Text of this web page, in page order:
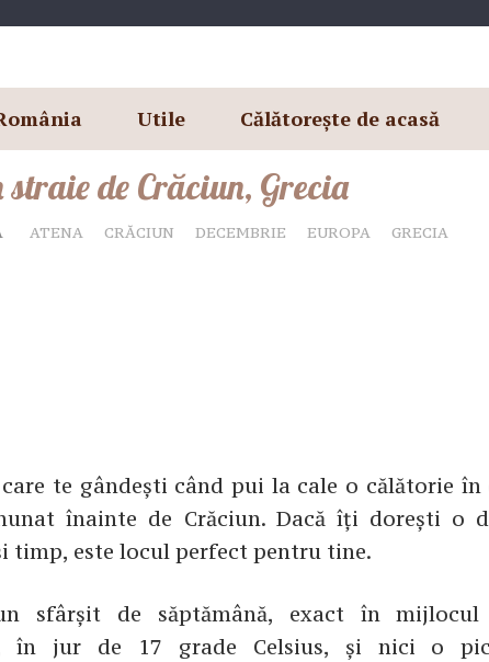
Utile Călătorește de acasă
de Crăciun, Grecia
ATENA CRĂCIUN DECEMBRIE EUROPA GRECIA
te gândești când pui la cale o călătorie în
înainte de Crăciun. Dacă îți dorești o
timp, este locul perfect pentru tine.
sfârșit de săptămână, exact în mijlocul
în jur de 17 grade Celsius, și nici o